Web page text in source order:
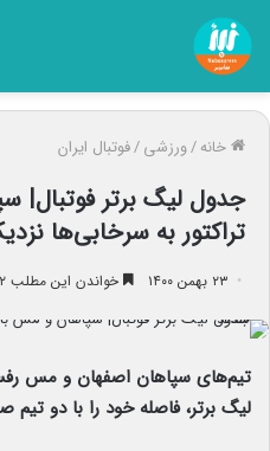
خانه/ورزشی/فوتبال ایران
جدول لیگ برتر
تراکتور به سرخابی‌ها
۲۳ بهمن ۱۴۰۰ خواندن این مطلب ۲ دقیقه زمان میبرد
تیم‌های سپاهان اصفهان و مس
لیگ برتر، فاصله خود را با دو